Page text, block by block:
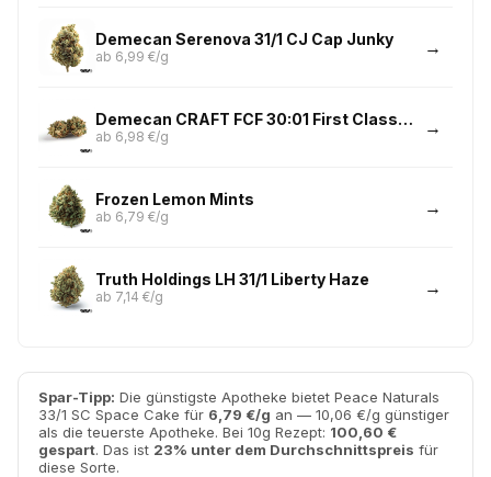
Demecan Serenova 31/1 CJ Cap Junky
ab 6,99 €/g
Demecan CRAFT FCF 30:01 First Class Funk
ab 6,98 €/g
Frozen Lemon Mints
ab 6,79 €/g
Truth Holdings LH 31/1 Liberty Haze
ab 7,14 €/g
Spar-Tipp: Die günstigste Apotheke bietet Peace Naturals
33/1 SC Space Cake für 6,79 €/g an — 10,06 €/g günstiger
als die teuerste Apotheke. Bei 10g Rezept: 100,60 €
gespart. Das ist 23% unter dem Durchschnittspreis für
diese Sorte.